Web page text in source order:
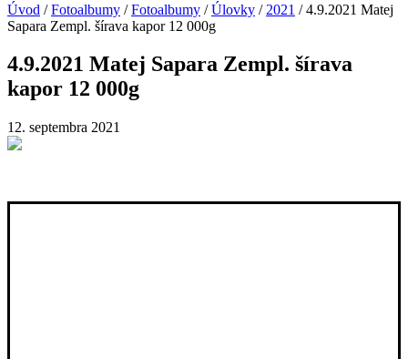
Úvod /Fotoalbumy /Fotoalbumy /Úlovky / 2021 /4.9.2021 Matej
Sapara Zempl. šírava kapor 12 000g
4.9.2021 Matej Sapara Zempl. šírava
kapor 12 000g
12. septembra 2021